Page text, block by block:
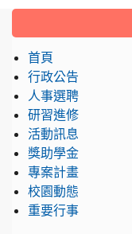
首頁
行政公告
人事選聘
研習進修
活動訊息
獎助學金
專案計畫
校園動態
重要行事